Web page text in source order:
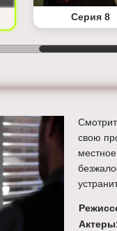
Серия 8
свою